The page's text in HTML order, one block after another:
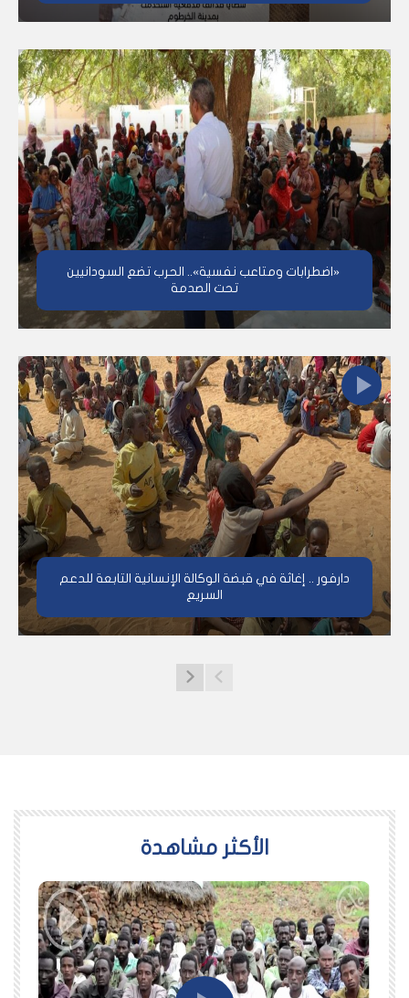
«اضطرابات ومتاعب نفسية».. الحرب تضع السودانيين
تحت الصدمة
دارفور .. إغاثة في قبضة الوكالة الإنسانية التابعة للدعم
السريع
اﻷكثر مشاهدة